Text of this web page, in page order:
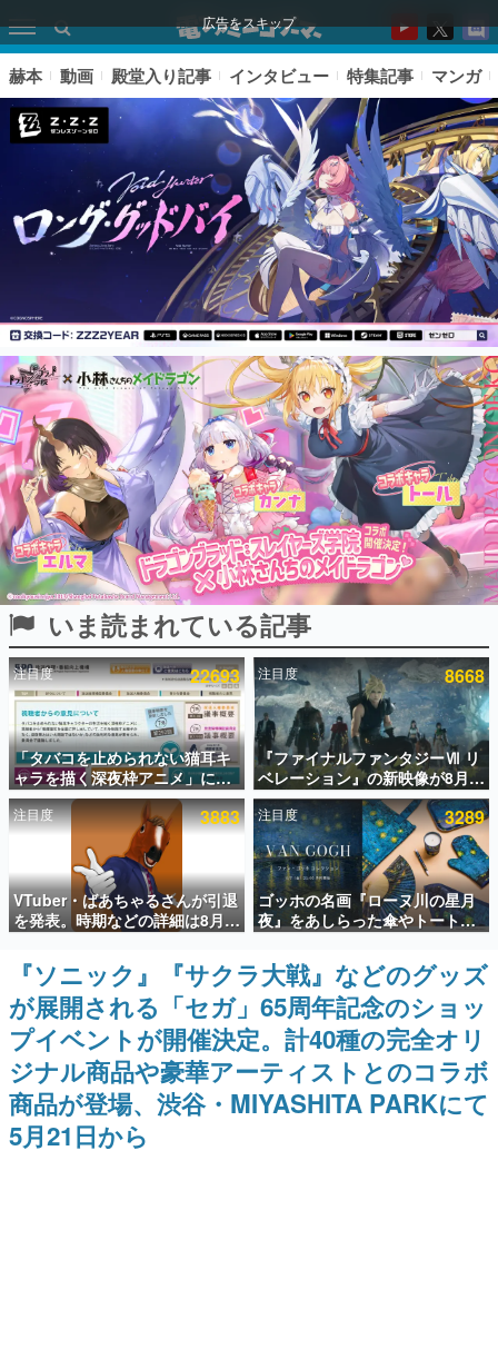
広告をスキップ
ピックアップ
電ファミのいま読まれている記事ランキング
アプリセール情報
インタビュー
連載・特集一覧
殿堂入り記事
SNS拡散数が数千以上！ ページビュー数万以上！ などな
ど。多くの人々に読まれた、電ファミ渾身の“殿堂入り”記
事をまとめました。
ゲームの企画書
名作ゲームクリエイターの方々に製作時のエピソードをお
聞きし、ヒットする企画（ゲーム）とは何か？を探ってい
きます。
赫本
この物語を解いてはいけない。『赫本』は、〈試験問題〉
の形をした短編ホラー小説集です。
新世代に訊く
これからのデジタルゲーム市場を担う若きクリエイター達
の姿を追い、彼らのルーツと情熱を探っていきます。
ゲーム世代の作家たち
ゲームに多大な影響を受けた作家さんに取材し、ゲームが
日本のコンテンツ産業やカルチャーに与えた影響を探る企
画です。
日本モバイルゲーム産業史
日本のモバイルゲーム史における主要なトピック・タイト
ルを網羅するほか、開発者へのインタビューや識者による
解説を掲載。約20年の歴史が一望できる決定版！
赫本 動画 殿堂入り記事 インタビュー 特集記事 マンガ
いま読まれている記事
注目度 22693
「タバコを止められない猫耳キ
ャラを描く深夜枠アニメ」に視
聴者の一部から批判意見。違法
薬物の使用と思しき描写も含め
て、BPOが議論を交わす
注目度 8668
『ファイナルファンタジーⅦ リ
ベレーション』の新映像が8月
26日早朝に公開へ。『FF7』リ
メイクシリーズの完結編、
「gamescom」のオープニング
ナイトライブにてディレクター
の浜口直樹氏が登壇する予定
注目度 3883
VTuber・ばあちゃるさんが引退
を発表。時期などの詳細は8月9
日15時からの配信で説明
注目度 3289
ゴッホの名画『ローヌ川の星月
夜』をあしらった傘やトートバ
ッグなどが登場。8月7日21時よ
り2日間限定で予約販売
『ソニック』『サクラ大戦』などのグッズ
が展開される「セガ」65周年記念のショッ
プイベントが開催決定。計40種の完全オリ
ジナル商品や豪華アーティストとのコラボ
商品が登場、渋谷・MIYASHITA PARKにて
5月21日から